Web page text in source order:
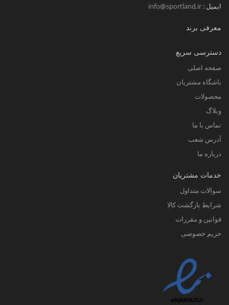
ایمیل : info@sportland.ir
معرفی برند
دسترسی سریع
صفحه اصلی
باشگاه مشتریان
محصولات
وبلاگ
تماس با ما
آدرس شعب
درباره ما
خدمات مشتریان
سوالات متداول
شرایط بازگشت کالا
قوانین و مقررات
حریم خصوصی